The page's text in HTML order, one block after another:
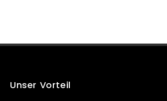
Unser Vorteil